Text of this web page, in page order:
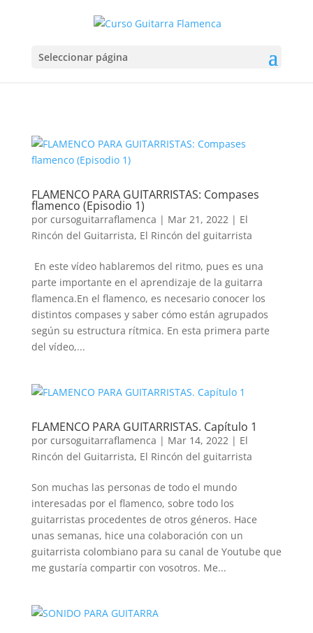
Seleccionar página
FLAMENCO PARA GUITARRISTAS: Compases
flamenco (Episodio 1)
por cursoguitarraflamenca | Mar 21, 2022| El
Rincón del Guitarrista, El Rincón del guitarrista
En este vídeo hablaremos del ritmo, pues es una
parte importante en el aprendizaje de la guitarra
flamenca.En el flamenco, es necesario conocer los
distintos compases y saber cómo están agrupados
según su estructura rítmica. En esta primera parte
del vídeo,...
FLAMENCO PARA GUITARRISTAS. Capítulo 1
por cursoguitarraflamenca | Mar 14, 2022| El
Rincón del Guitarrista, El Rincón del guitarrista
Son muchas las personas de todo el mundo
interesadas por el flamenco, sobre todo los
guitarristas procedentes de otros géneros. Hace
unas semanas, hice una colaboración con un
guitarrista colombiano para su canal de Youtube que
me gustaría compartir con vosotros. Me...